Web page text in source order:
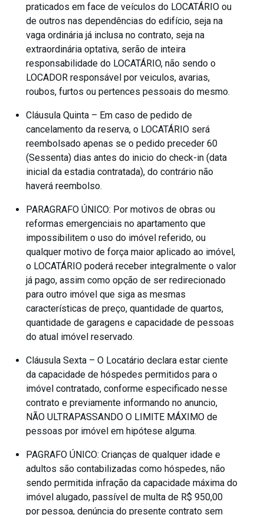
praticados em face de veículos do LOCATÁRIO ou
de outros nas dependências do edifício, seja na
vaga ordinária já inclusa no contrato, seja na
extraordinária optativa, serão de inteira
responsabilidade do LOCATÁRIO, não sendo o
LOCADOR responsável por veiculos, avarias,
roubos, furtos ou pertences pessoais do mesmo.
Cláusula Quinta – Em caso de pedido de
cancelamento da reserva, o LOCATÁRIO será
reembolsado apenas se o pedido preceder 60
(Sessenta) dias antes do inicio do check-in (data
inicial da estadia contratada), do contrário não
haverá reembolso.
PARAGRAFO ÚNICO: Por motivos de obras ou
reformas emergenciais no apartamento que
impossibilitem o uso do imóvel referido, ou
qualquer motivo de força maior aplicado ao imóvel,
o LOCATÁRIO poderá receber integralmente o valor
já pago, assim como opção de ser redirecionado
para outro imóvel que siga as mesmas
características de preço, quantidade de quartos,
quantidade de garagens e capacidade de pessoas
do atual imóvel reservado.
Cláusula Sexta – O Locatário declara estar ciente
da capacidade de hóspedes permitidos para o
imóvel contratado, conforme especificado nesse
contrato e previamente informando no anuncio,
NÃO ULTRAPASSANDO O LIMITE MÁXIMO de
pessoas por imóvel em hipótese alguma.
PAGRAFO ÚNICO: Crianças de qualquer idade e
adultos são contabilizadas como hóspedes, não
sendo permitida infração da capacidade máxima do
imóvel alugado, passível de multa de R$ 950,00
por pessoa, denúncia do presente contrato sem